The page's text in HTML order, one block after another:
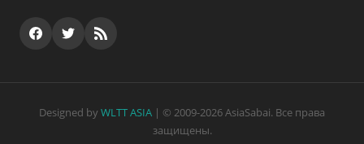
Designed by WLTT ASIA | © 2009-2026 AsiaSabai. Все права
защищены.